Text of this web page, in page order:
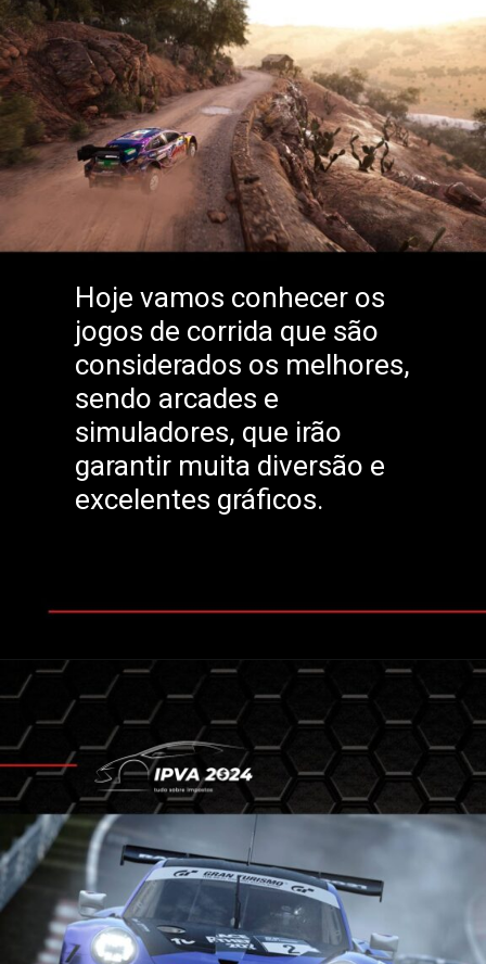
Hoje vamos conhecer os
jogos de corrida que são
considerados os melhores,
sendo arcades e
simuladores, que irão
garantir muita diversão e
excelentes gráficos.